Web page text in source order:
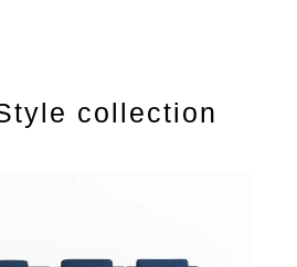
collection